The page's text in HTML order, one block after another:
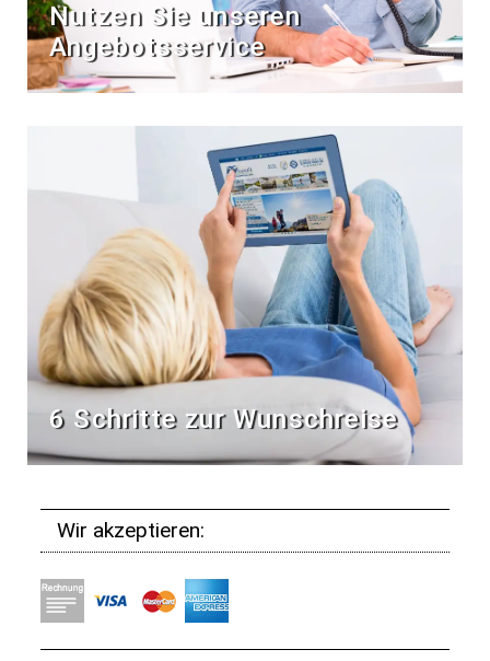
Nutzen Sie unseren
Angebotsservice
6 Schritte zur Wunschreise
Wir akzeptieren: